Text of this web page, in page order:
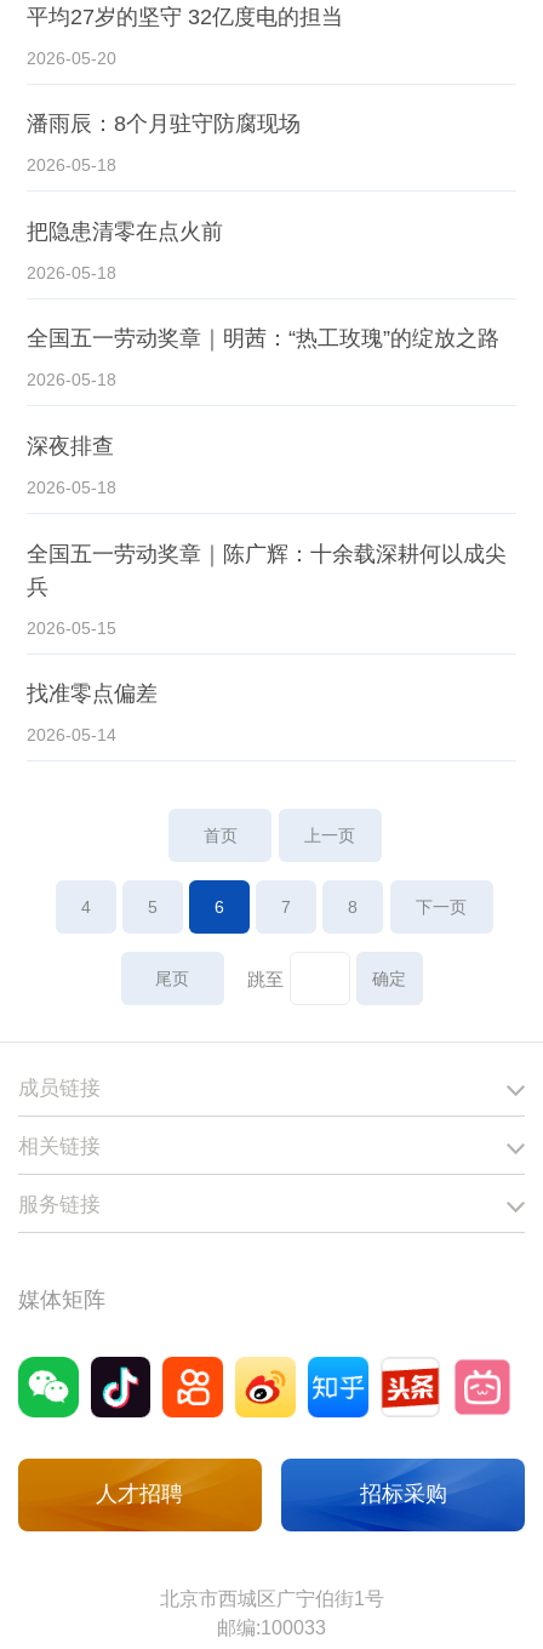
平均27岁的坚守 32亿度电的担当
2026-05-20
潘雨辰：8个月驻守防腐现场
2026-05-18
把隐患清零在点火前
2026-05-18
全国五一劳动奖章｜明茜：“热工玫瑰”的绽放之路
2026-05-18
深夜排查
2026-05-18
全国五一劳动奖章｜陈广辉：十余载深耕何以成尖
兵
2026-05-15
找准零点偏差
2026-05-14
首页 上一页
4 5 6 7 8 下一页
尾页 跳至
媒体矩阵
人才招聘 招标采购
北京市西城区广宁伯街1号
邮编:100033
成员链接
相关链接
服务链接